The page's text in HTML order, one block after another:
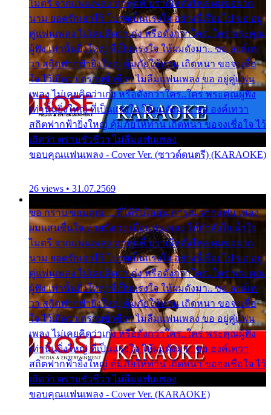
ไมตรี จากแฟนเพลง ทุกทุกที่ ปราณีหลั่งไหล ผมขอฝาก
นาม ยอดรักเอาไว้ โปรดเป็นแรงใจ อย่างนี้เรื่อยไป ขอ อยู่
คู่แฟนเพลง ไม่เคยคิดว่าเก่ง หรือดังกว่าใคร..ใคร พระคุณ
ผู้ฟัง เท่านั้นยิ่งใหญ่ ที่เป็นแรงใจ ให้ผมดังมา.. ขอ องค์เท
วา สถิตฟากฟ้ายิ่งใหญ่ คุ้มภัยให้ท่าน เถิดหนา ขอจงเชื่อ
ใจ ไว้เถิดว่า ตราบชั่วชีวา ไม่ลืมแฟนเพลง ขอ อยู่คู่แฟน
เพลง ไม่เคยคิดว่าเก่ง หรือดังกว่าใคร..ใคร พระคุณผู้ฟัง
เท่านั้นยิ่งใหญ่ ที่เป็นแรงใจ ให้ผมดังมา.. ขอ องค์เทวา
สถิตฟากฟ้ายิ่งใหญ่ คุ้มภัยให้ท่าน เถิดหนา ขอจงเชื่อใจ ไว้
เถิดว่า ตราบชั่วชีวา ไม่ลืมแฟนเพลง
ขอบคุณแฟนเพลง - Cover Ver. (ซาวด์ดนตรี) (KARAOKE)
26 views • 31.07.2569
ขอ กราบ ขอบคุณ.... ที่ได้รับไออุ่น การุณ จากแฟน เพลง
ผมแสนชื่นใจ หายวังเวง เมื่อแฟนเพลง ให้กำลังใจ น้ำใจ
ไมตรี จากแฟนเพลง ทุกทุกที่ ปราณีหลั่งไหล ผมขอฝาก
นาม ยอดรักเอาไว้ โปรดเป็นแรงใจ อย่างนี้เรื่อยไป ขอ อยู่
คู่แฟนเพลง ไม่เคยคิดว่าเก่ง หรือดังกว่าใคร..ใคร พระคุณ
ผู้ฟัง เท่านั้นยิ่งใหญ่ ที่เป็นแรงใจ ให้ผมดังมา.. ขอ องค์เท
วา สถิตฟากฟ้ายิ่งใหญ่ คุ้มภัยให้ท่าน เถิดหนา ขอจงเชื่อ
ใจ ไว้เถิดว่า ตราบชั่วชีวา ไม่ลืมแฟนเพลง ขอ อยู่คู่แฟน
เพลง ไม่เคยคิดว่าเก่ง หรือดังกว่าใคร..ใคร พระคุณผู้ฟัง
เท่านั้นยิ่งใหญ่ ที่เป็นแรงใจ ให้ผมดังมา.. ขอ องค์เทวา
สถิตฟากฟ้ายิ่งใหญ่ คุ้มภัยให้ท่าน เถิดหนา ขอจงเชื่อใจ ไว้
เถิดว่า ตราบชั่วชีวา ไม่ลืมแฟนเพลง
ขอบคุณแฟนเพลง - Cover Ver. (KARAOKE)